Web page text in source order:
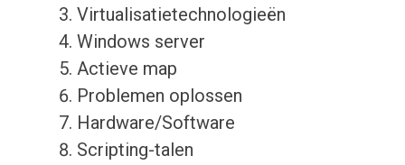
Virtualisatietechnologieën
Windows server
Actieve map
Problemen oplossen
Hardware/Software
Scripting-talen